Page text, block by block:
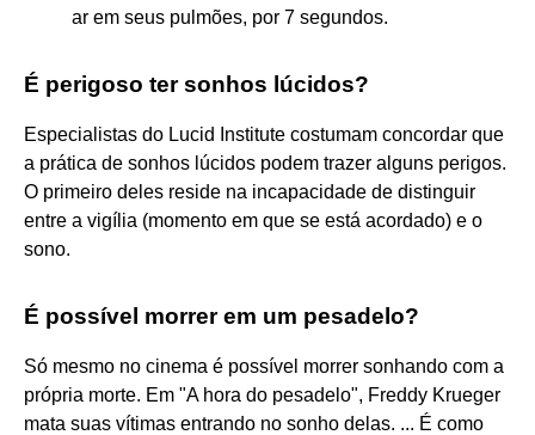
ar em seus pulmões, por 7 segundos.
É perigoso ter sonhos lúcidos?
Especialistas do Lucid Institute costumam concordar que
a prática de sonhos lúcidos podem trazer alguns perigos.
O primeiro deles reside na incapacidade de distinguir
entre a vigília (momento em que se está acordado) e o
sono.
É possível morrer em um pesadelo?
Só mesmo no cinema é possível morrer sonhando com a
própria morte. Em "A hora do pesadelo", Freddy Krueger
mata suas vítimas entrando no sonho delas. ... É como